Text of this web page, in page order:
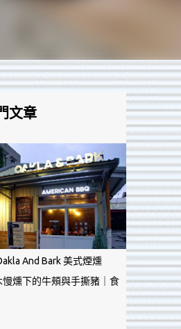
文章
And Bark 美式煙燻
燻下的牛頰與手撕豬｜食